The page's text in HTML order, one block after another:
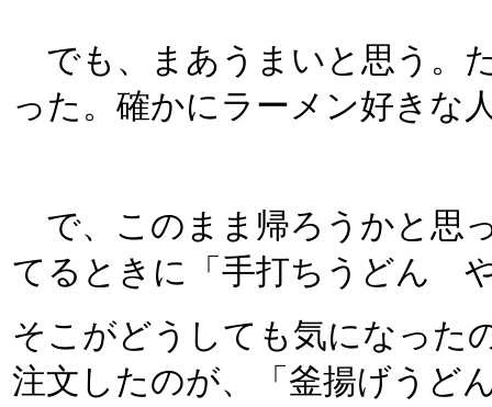
でも、まあうまいと思う。
った。確かにラーメン好きな
で、このまま帰ろうかと思
てるときに「手打ちうどん
そこがどうしても気になった
注文したのが、「釜揚げうど